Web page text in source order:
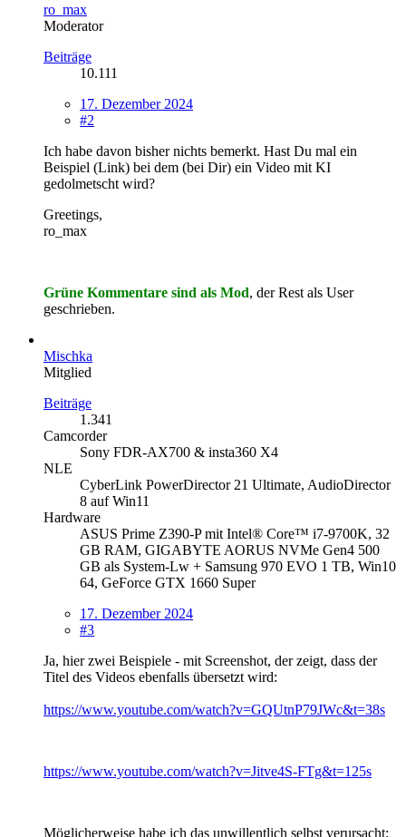
ro_max
Moderator
Beiträge
10.111
17. Dezember 2024
#2
Ich habe davon bisher nichts bemerkt. Hast Du mal ein
Beispiel (Link) bei dem (bei Dir) ein Video mit KI
gedolmetscht wird?
Greetings,
ro_max
Grüne Kommentare sind als Mod, der Rest als User
geschrieben.
Mischka
Mitglied
Beiträge
1.341
Camcorder
Sony FDR-AX700 & insta360 X4
NLE
CyberLink PowerDirector 21 Ultimate, AudioDirector
8 auf Win11
Hardware
ASUS Prime Z390-P mit Intel® Core™ i7-9700K, 32
GB RAM, GIGABYTE AORUS NVMe Gen4 500
GB als System-Lw + Samsung 970 EVO 1 TB, Win10
64, GeForce GTX 1660 Super
17. Dezember 2024
#3
Ja, hier zwei Beispiele - mit Screenshot, der zeigt, dass der
Titel des Videos ebenfalls übersetzt wird:
https://www.youtube.com/watch?v=GQUtnP79JWc&t=38s
https://www.youtube.com/watch?v=Jitve4S-FTg&t=125s
Möglicherweise habe ich das unwillentlich selbst verursacht;